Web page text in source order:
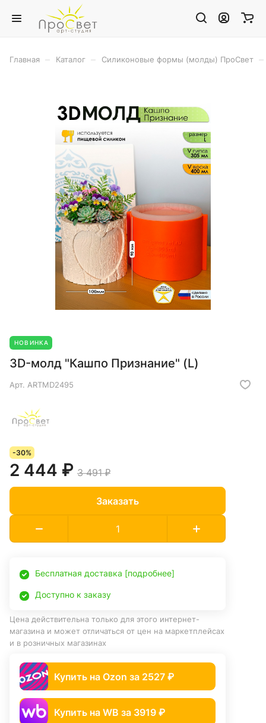
Главная Каталог Силиконовые формы (молды) ПроСвет
НОВИНКА
3D-молд "Кашпо Признание" (L)
Арт. ARTMD2495
-30%
2 444 ₽ 3 491 ₽
Заказать
Бесплатная доставка [подробнее]
Доступно к заказу
Цена действительна только для этого интернет-
магазина и может отличаться от цен на маркетплейсах
и в розничных магазинах
Купить на Ozon за 2527 ₽
Купить на WB за 3919 ₽